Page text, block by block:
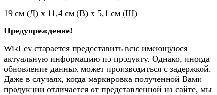
19 см (Д) x 11,4 см (В) x 5,1 см (Ш)
Предупреждение!
WikLev старается предоставить всю имеющуюся
актуальную информацию по продукту. Однако, иногда
обновление данных может производиться с задержкой.
Даже в случаях, когда маркировка полученной Вами
продукции отличается от представленной на сайте, мы